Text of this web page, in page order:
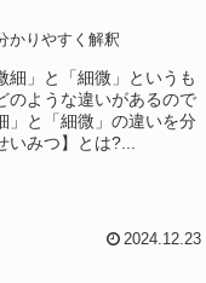
かりやすく解釈
細」と「細微」というも
のような違いがあるので
」と「細微」の違いを分
いみつ】とは?...
2024.12.23